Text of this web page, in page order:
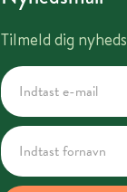
Tilmeld dig